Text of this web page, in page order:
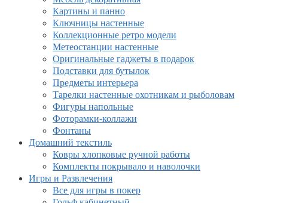
Картины и панно
Ключницы настенные
Коллекционные ретро модели
Метеостанции настенные
Оригинальные гаджеты в подарок
Подставки для бутылок
Предметы интерьера
Тарелки настенные охотникам и рыболовам
Фигуры напольные
Фоторамки-коллажи
Фонтаны
Домашний текстиль
Ковры хлопковые ручной работы
Комплекты покрывало и наволочки
Игры и Развлечения
Все для игры в покер